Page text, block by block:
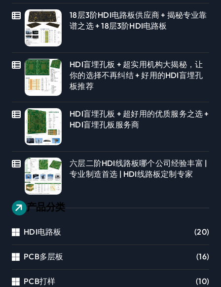
18层3阶HDI电路板供应商 + 揭秘专业靠
谱之选 + 18层3阶HDI电路板
HDI盲埋孔板 + 超实用机构大揭秘，让
你的选择不再纠结 + 好用的HDI盲埋孔
板推荐
HDI盲埋孔板 + 超好用的优质服务之选 +
HDI盲埋孔板服务商
六层二阶HDI线路板哪个公司经验丰富 |
专业制造首选 | HDI线路板定制专家
产品分类
HDI电路板 (20)
PCB多层板 (16)
PCB打样 (10)